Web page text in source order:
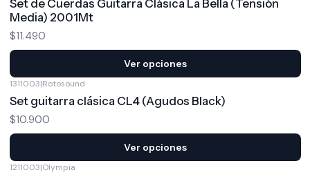
Set de Cuerdas Guitarra Clásica La Bella (Tensión
Media) 2001Mt
$11.490
Ver opciones
1311003|Rotosound
Set guitarra clásica CL4 (Agudos Black)
$10.900
Ver opciones
1211003|Olympia